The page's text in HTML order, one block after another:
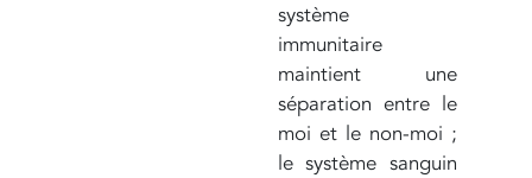
système
immunitaire
maintient une
séparation entre le
moi et le non-moi ;
le système sanguin